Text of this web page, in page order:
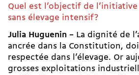
Quel est l’objectif de l’initiative
sans élevage intensif?
Julia Huguenin – La dignité de
ancrée dans la Constitution,
respectée dans l’élevage. Or
grosses exploitations